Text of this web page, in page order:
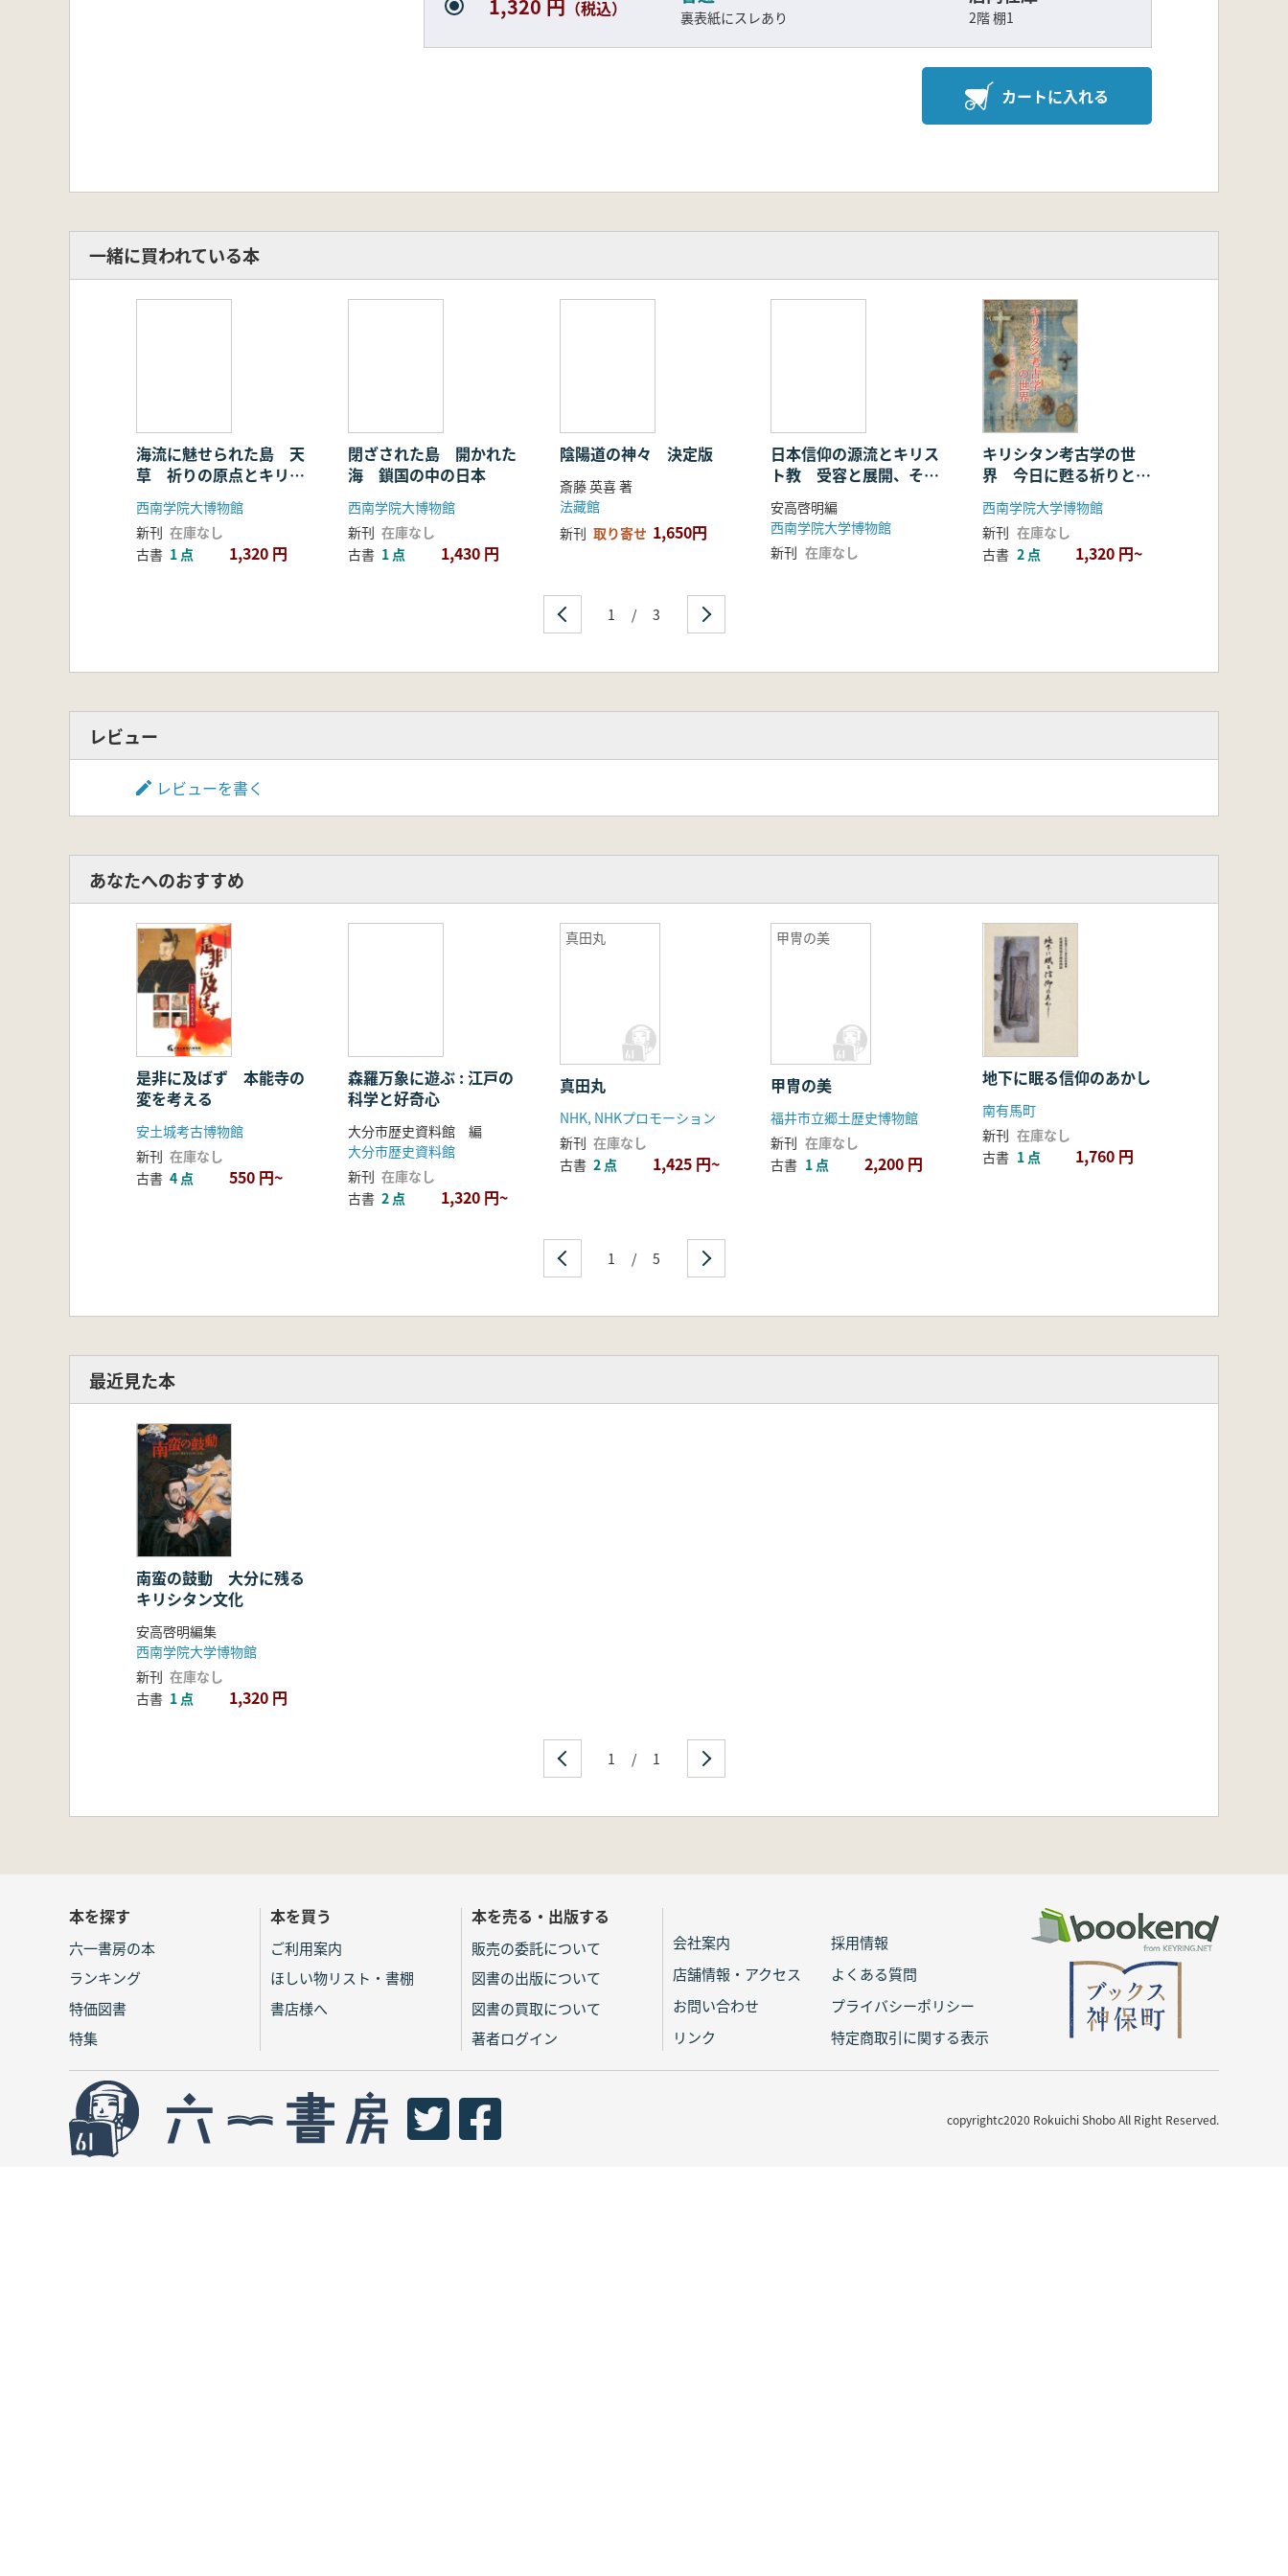
1,320 円 （税込） 裏表紙にスレあり 2階 棚1
カートに入れる
一緒に買われている本
海流に魅せられた島 天
草 祈りの原点とキリシ
タン文化
西南学院大博物館
新刊 在庫なし
古書 1 点 1,320 円
閉ざされた島 開かれた
海 鎖国の中の日本
西南学院大博物館
新刊 在庫なし
古書 1 点 1,430 円
陰陽道の神々 決定版
斎藤 英喜 著
法藏館
新刊 取り寄せ 1,650円
日本信仰の源流とキリス
ト教 受容と展開、そし
て教育
安高啓明編
西南学院大学博物館
新刊 在庫なし
キリシタン考古学の世
界 今日に甦る祈りとさ
けび
西南学院大学博物館
新刊 在庫なし
古書 2 点 1,320 円~
1 / 3
レビュー
レビューを書く
あなたへのおすすめ
是非に及ばず 本能寺の
変を考える
安土城考古博物館
新刊 在庫なし
古書 4 点 550 円~
森羅万象に遊ぶ : 江戸の
科学と好奇心
大分市歴史資料館 編
大分市歴史資料館
新刊 在庫なし
古書 2 点 1,320 円~
真田丸
真田丸
NHK, NHKプロモーション
新刊 在庫なし
古書 2 点 1,425 円~
甲冑の美
甲冑の美
福井市立郷土歴史博物館
新刊 在庫なし
古書 1 点 2,200 円
地下に眠る信仰のあかし
南有馬町
新刊 在庫なし
古書 1 点 1,760 円
1 / 5
最近見た本
南蛮の鼓動 大分に残る
キリシタン文化
安高啓明編集
西南学院大学博物館
新刊 在庫なし
古書 1 点 1,320 円
1 / 1
本を探す
六一書房の本
ランキング
特価図書
特集
本を買う
ご利用案内
ほしい物リスト・書棚
書店様へ
本を売る・出版する
販売の委託について
図書の出版について
図書の買取について
著者ログイン
会社案内
採用情報
店舗情報・アクセス
よくある質問
お問い合わせ
プライバシーポリシー
リンク
特定商取引に関する表示
copyrightc2020 Rokuichi Shobo All Right Reserved.